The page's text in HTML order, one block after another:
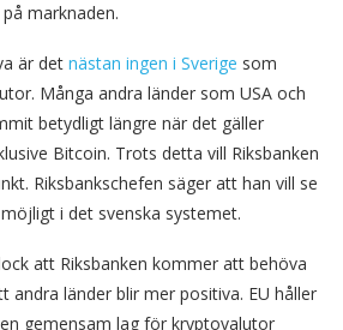
marknaden.
är det nästan ingen i Sverige som
Många andra länder som USA och
betydligt längre när det gäller
Bitcoin. Trots detta vill Riksbanken
Riksbankschefen säger att han vill se
i det svenska systemet.
att Riksbanken kommer att behöva
andra länder blir mer positiva. EU håller
gemensam lag för kryptovalutor